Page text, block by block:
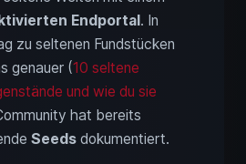
Endportal . In
zu seltenen Fundstücken
genauer (10 seltene
und wie du sie
hat bereits
Seeds dokumentiert.